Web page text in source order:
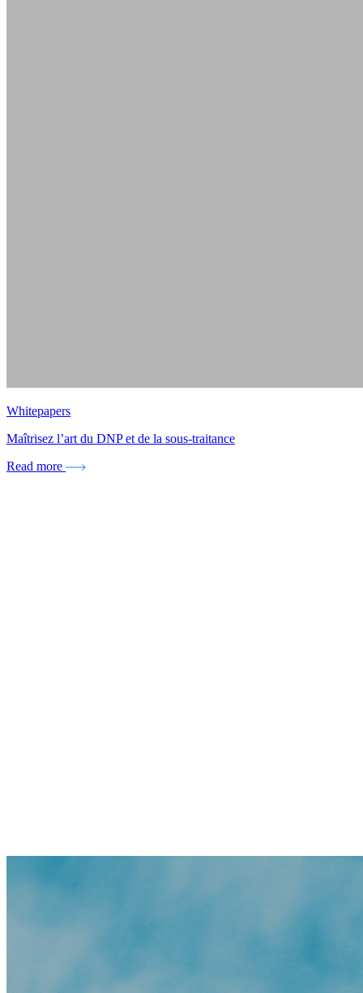
Whitepapers
Maîtrisez l’art du DNP et de la sous-traitance
Read more